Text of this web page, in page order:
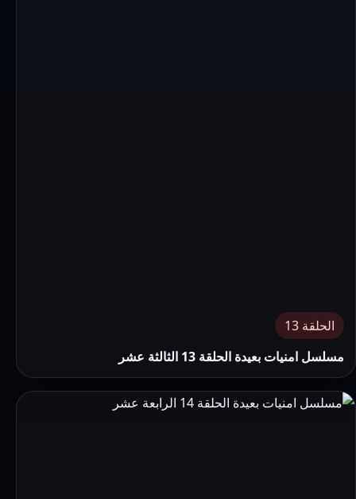
الحلقة 13
مسلسل امنيات بعيدة الحلقة 13 الثالثة عشر